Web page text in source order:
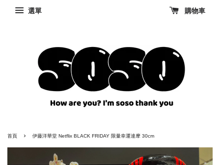
選單 購物車
首頁 › 伊藤洋華堂 Netflix BLACK FRIDAY 限量幸運達摩 30cm